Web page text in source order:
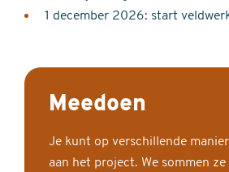
1 december 2026: start
Meedoen
Je kunt op verschillende
aan het project. We sommen